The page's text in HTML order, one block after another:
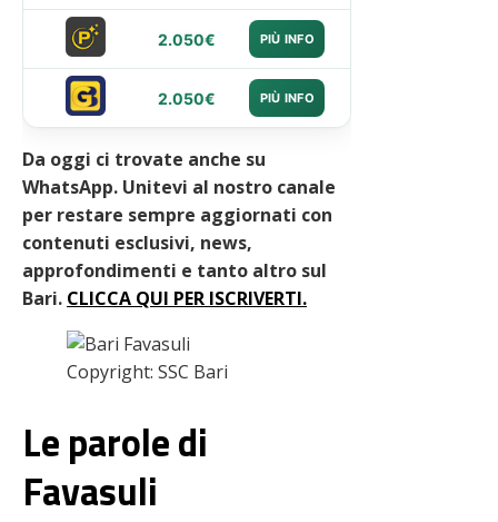
2.050€ PIÙ INFO
2.050€ PIÙ INFO
Da oggi ci trovate anche su
WhatsApp. Unitevi al nostro canale
per restare sempre aggiornati con
contenuti esclusivi, news,
approfondimenti e tanto altro sul
Bari. CLICCA QUI PER ISCRIVERTI.
Copyright: SSC Bari
Le parole di
Favasuli